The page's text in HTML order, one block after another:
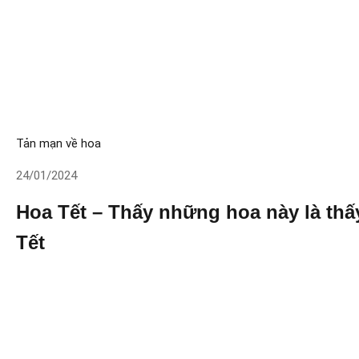
Tản mạn về hoa
24/01/2024
Hoa Tết – Thấy những hoa này là
Tết